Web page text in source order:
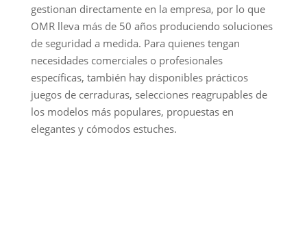
gestionan directamente en la empresa, por lo que
OMR lleva más de 50 años produciendo soluciones
de seguridad a medida. Para quienes tengan
necesidades comerciales o profesionales
específicas, también hay disponibles prácticos
juegos de cerraduras, selecciones reagrupables de
los modelos más populares, propuestas en
elegantes y cómodos estuches.